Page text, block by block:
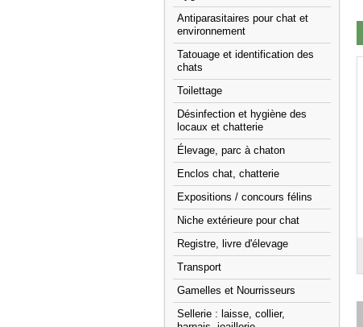
Antiparasitaires pour chat et
environnement
Tatouage et identification des
chats
Toilettage
Désinfection et hygiène des
locaux et chatterie
Élevage, parc à chaton
Enclos chat, chatterie
Expositions / concours félins
Niche extérieure pour chat
Registre, livre d'élevage
Transport
Gamelles et Nourrisseurs
Sellerie : laisse, collier,